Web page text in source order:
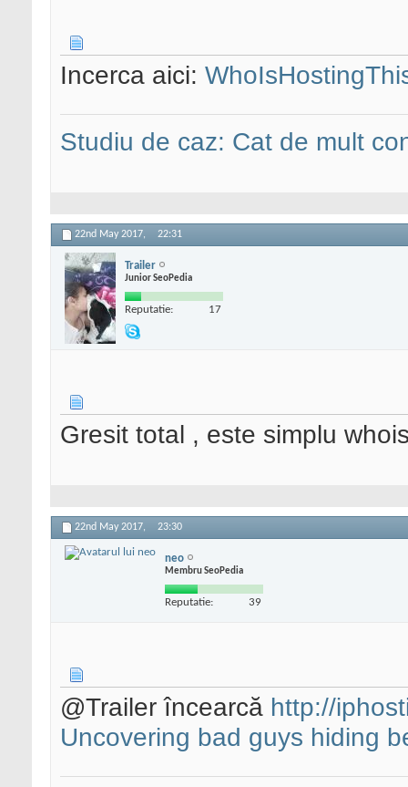
Incerca aici:
Studiu de caz: Cat de mult
22nd May 2017, 22:31
Trailer
Junior SeoPedia
Reputatie: 17
Gresit total , este simplu
22nd May 2017, 23:30
neo
Membru SeoPedia
Reputatie: 39
@Trailer încearcă http://
Uncovering bad guys hiding